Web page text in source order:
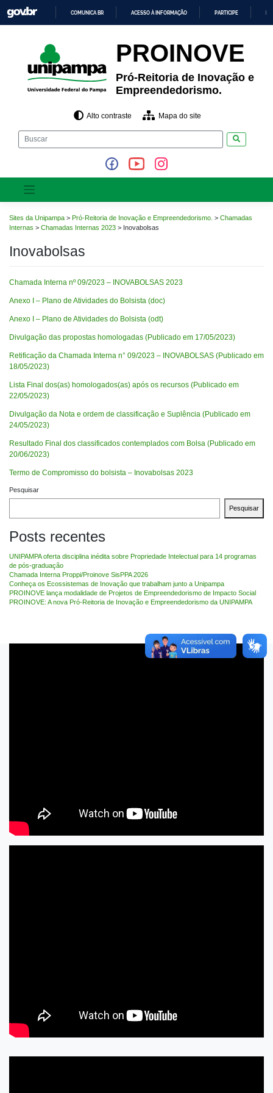
para
o
CONTEÚDO
COMUNICA BR ACESSO À INFORMAÇÃO PARTICIPE
PROINOVE
Pró-Reitoria de Inovação e
Empreendedorismo.
Alto contraste Mapa do site
Sites da Unipampa > Pró-Reitoria de Inovação e Empreendedorismo. > Chamadas
Internas > Chamadas Internas 2023 > Inovabolsas
Inovabolsas
Chamada Interna nº 09/2023 – INOVABOLSAS 2023
Anexo I – Plano de Atividades do Bolsista (doc)
Anexo I – Plano de Atividades do Bolsista (odt)
Divulgação das propostas homologadas (Publicado em 17/05/2023)
Retificação da Chamada Interna n° 09/2023 – INOVABOLSAS (Publicado em
18/05/2023)
Lista Final dos(as) homologados(as) após os recursos (Publicado em
22/05/2023)
Divulgação da Nota e ordem de classificação e Suplência (Publicado em
24/05/2023)
Resultado Final dos classificados contemplados com Bolsa (Publicado em
20/06/2023)
Termo de Compromisso do bolsista – Inovabolsas 2023
Pesquisar
Pesquisar
Posts recentes
UNIPAMPA oferta disciplina inédita sobre Propriedade Intelectual para 14 programas
de pós-graduação
Chamada Interna Proppi/Proinove SisPPA 2026
Conheça os Ecossistemas de Inovação que trabalham junto a Unipampa
PROINOVE lança modalidade de Projetos de Empreendedorismo de Impacto Social
PROINOVE: A nova Pró-Reitoria de Inovação e Empreendedorismo da UNIPAMPA